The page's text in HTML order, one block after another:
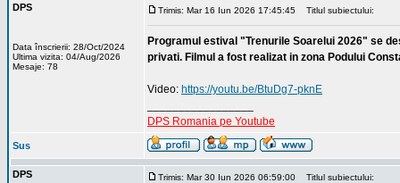
DPS
Data înscrierii: 28/Oct/2024
Ultima vizita: 04/Aug/2026
Mesaje: 78
Trimis: Mar 16 Iun 2026 17:45:45 Titlul subiectului:
Programul estival "Trenurile Soarelui 2026" se
privati. Filmul a fost realizat in zona Podului
Video: https://youtu.be/BtuDg7-pknE
DPS Romania pe Youtube
Sus
DPS Trimis: Mar 30 Iun 2026 06:59:00 Titlul subiectului: